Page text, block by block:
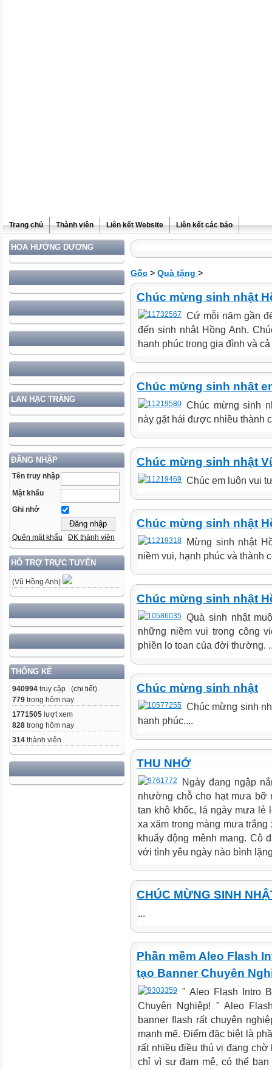
Trang chủ Thành viên Liên kết Website Liên kết các báo
HOA HƯỚNG DƯƠNG
LAN HẠC TRẮNG
ĐĂNG NHẬP
Tên truy nhập
Mật khẩu
Ghi nhớ
Quên mật khẩu ĐK thành viên
HỖ TRỢ TRỰC TUYẾN
(Vũ Hồng Anh)
THỐNG KÊ
940994 truy cập (chi tiết)
779 trong hôm nay
1771505 lượt xem
828 trong hôm nay
314 thành viên
Gốc > Quà tặng >
Chúc mừng sinh nhật
Cứ mỗi năm gần
đến sinh nhật Hồng Anh.
hạnh phúc trong gia đình và
Chúc mừng sinh nhật
Chúc mừng sinh
này gặt hái được nhiều thành
Chúc mừng sinh nhật
Chúc em luôn vui
Chúc mừng sinh nhật
Mừng sinh nhật
niềm vui, hạnh phúc và thành
Chúc mừng sinh nhật
Quà sinh nhật
những niềm vui trong công
phiền lo toan của đời thường.
Chúc mừng sinh nhật
Chúc mừng sinh
hạnh phúc....
THU NHỚ
Ngày đang ngập
nhường chỗ cho hạt mưa bỡ
tan khô khốc, lá ngày mưa lẻ
xa xăm trong màng mưa
khuấy động mênh mang. Cô
với tình yêu ngày nào bình
CHÚC MỪNG SINH
...
Phần mềm Aleo Flash
tạo Banner Chuyên
" Aleo Flash Intro
Chuyên Nghiệp! " Aleo
banner flash rất chuyên
mạnh mẽ. Điểm đặc biệt là
rất nhiều điều thú vị đang
chỉ vì sự đam mê, có thể